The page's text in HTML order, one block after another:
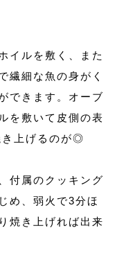
イルを敷く、また
繊細な魚の身がく
できます。オーブ
を敷いて皮側の表
き上げるのが◎
付属のクッキング
め、弱火で3分ほ
焼き上げれば出来